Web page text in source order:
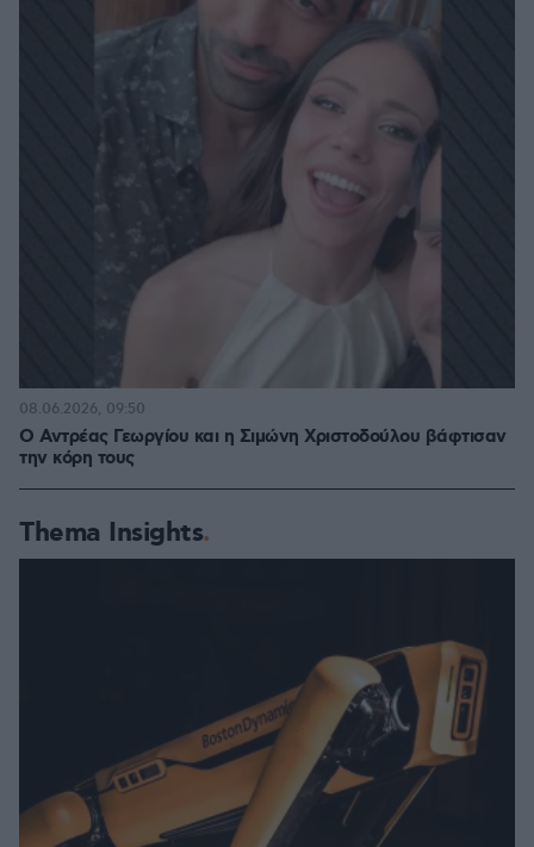
Ο Αντρέας Γεωργίου και η Σιμώνη Χριστοδούλου βάφτισαν
την κόρη τους
08.06.2026, 09:50
Thema Insights